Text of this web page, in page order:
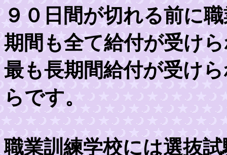
９０日間が切れる前に
期間も全て給付が受け
最も長期間給付が受け
らです。
職業訓練学校には選抜